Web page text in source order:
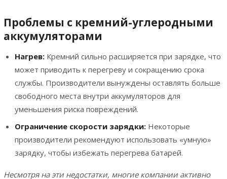
Проблемы с кремний-углеродными
аккумуляторами
Нагрев:Кремний сильно расширяется при зарядке, что
может приводить к перегреву и сокращению срока
службы. Производители вынуждены оставлять больше
свободного места внутри аккумуляторов для
уменьшения риска повреждений.
Ограничение скорости зарядки:Некоторые
производители рекомендуют использовать «умную»
зарядку, чтобы избежать перегрева батарей.
Несмотря на эти недостатки, многие компании активно